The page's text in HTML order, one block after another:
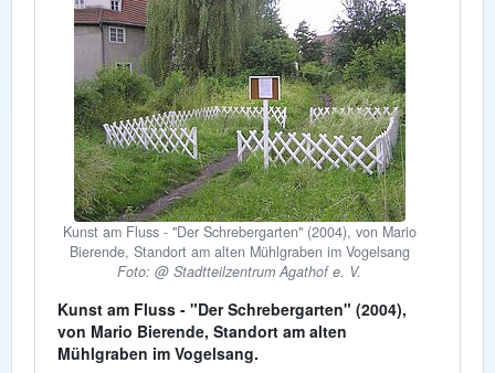
Kunst am Fluss - "Der Schrebergarten" (2004), von Mario
Bierende, Standort am alten Mühlgraben im Vogelsang
Foto: @ Stadtteilzentrum Agathof e. V.
Kunst am Fluss - "Der Schrebergarten" (2004),
von Mario Bierende, Standort am alten
Mühlgraben im Vogelsang.